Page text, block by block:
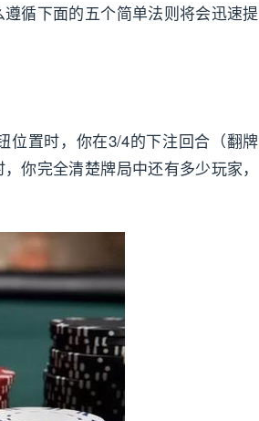
循下面的五个简单法则将会迅速提
位置时，你在3/4的下注回合（翻牌
你完全清楚牌局中还有多少玩家，